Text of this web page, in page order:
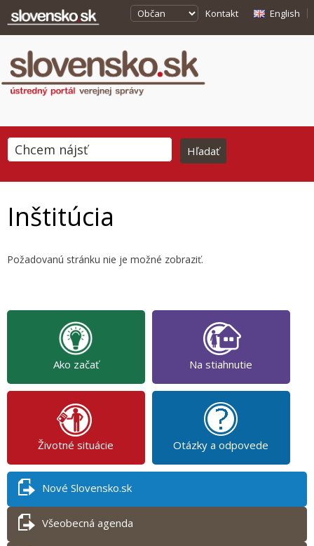
Kontakt English
Inštitúcia
Požadovanú stránku nie je možné zobraziť.
Ako začať Na stiahnutie
Životné situácie Otázky a odpovede
Nové Slovensko.sk
Všeobecná agenda